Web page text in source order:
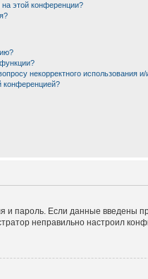
этой конференции?
некорректного использования
конференцией?
и пароль. Если данные введены
неправильно настроил